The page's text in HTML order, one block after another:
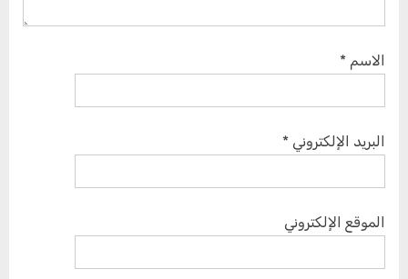
الاسم *
البريد الإلكتروني *
الموقع الإلكتروني